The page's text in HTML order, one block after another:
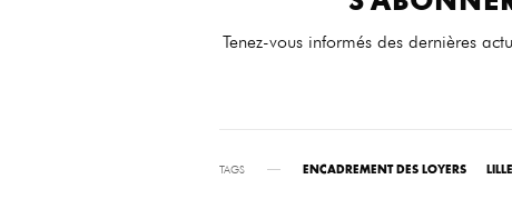
Tenez-vous informés des dernières
TAGS ENCADREMENT DES LOYERS LILLE